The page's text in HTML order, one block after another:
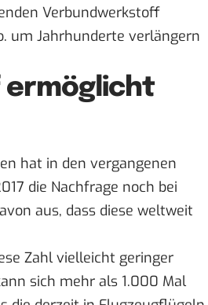
Verbundwerkstoff
um Jahrhunderte verlängern
ermöglicht
hat in den vergangenen
die Nachfrage noch bei
aus, dass diese weltweit
Zahl vielleicht geringer
sich mehr als 1.000 Mal